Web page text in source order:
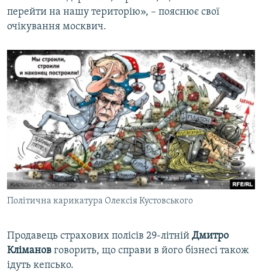
перейти на нашу територію», – пояснює свої
очікування москвич.
Політична карикатура Олексія Кустовського
Продавець страхових полісів 29-літній Дмитро
Кліманов говорить, що справи в його бізнесі також
ідуть кепсько.